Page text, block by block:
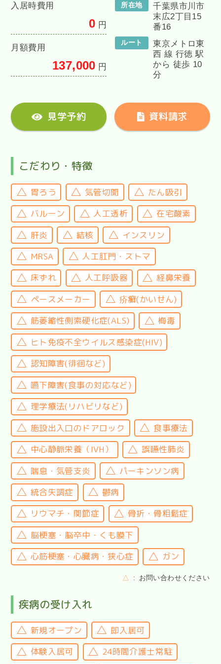
入居時費用
0 円
月額費用
137,000 円
所在地
千葉県市川市
末広2丁目15
番16
ルート
東京メトロ東
西 線 行徳 駅
から 徒歩 10
分
見学予約 資料請求
こだわり・特徴
胃ろう 気管切開
たん吸引
バルーン
人工透析
在宅酸素
肝炎
結核
インスリン
MRSA
人工肛門・ストマ
床ずれ
人工呼吸器
経鼻栄養
ペースメーカー
疥癬(かいせん)
筋萎縮性側索硬化症(ALS)
梅毒
ヒト免疫不全ウイルス感染症(HIV)
認知障害(徘徊など)
嚥下障害(食事の対応など)
理学療法(リハビリなど)
施設出入口のドアロック
食事療法
中心静脈栄養（IVH）
誤嚥性肺炎
喘息・気管支炎
パーキンソン病
統合失調症
鬱病
リウマチ・関節症
骨折・骨粗鬆症
脳梗塞・脳卒中・くも膜下
心筋梗塞・心臓病・狭心症
ガン
△ お問い合わせください
疾病の受け入れ
新規オープン
即入居可
体験入居可
24時間介護士常駐